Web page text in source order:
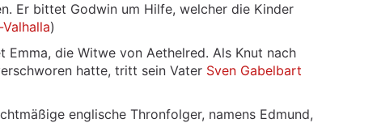
Er bittet Godwin um Hilfe, welcher die Kinder
)
die Witwe von Aethelred. Als Knut nach
hatte, tritt sein Vater Sven Gabelbart
englische Thronfolger, namens Edmund,